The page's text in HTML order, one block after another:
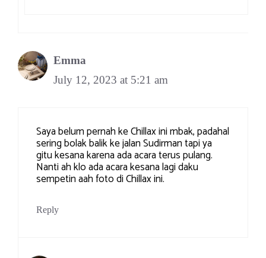
Emma
July 12, 2023 at 5:21 am
Saya belum pernah ke Chillax ini mbak, padahal
sering bolak balik ke jalan Sudirman tapi ya
gitu kesana karena ada acara terus pulang.
Nanti ah klo ada acara kesana lagi daku
sempetin aah foto di Chillax ini.
Reply